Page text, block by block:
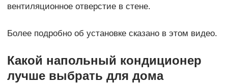
вентиляционное отверстие в стене.
Более подробно об установке сказано в этом видео.
Какой напольный кондиционер
лучше выбрать для дома